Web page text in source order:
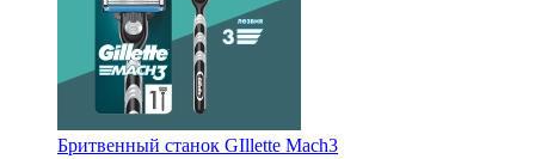
Бритвенный станок GIllette Mach3